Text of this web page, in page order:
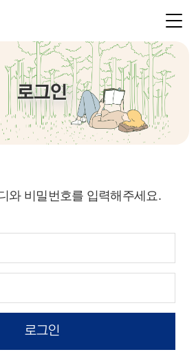
로그인
와 비밀번호를 입력해주세요.
로그인